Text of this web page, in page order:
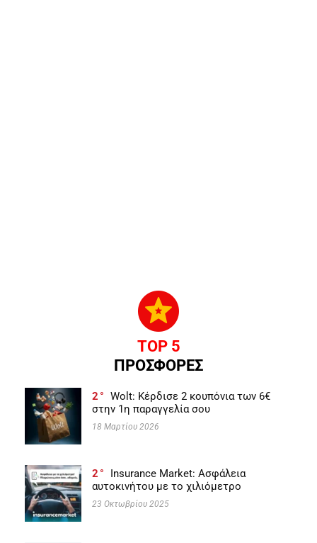
TOP 5
ΠΡΟΣΦΟΡΕΣ
2
Wolt: Κέρδισε 2 κουπόνια των 6€
στην 1η παραγγελία σου
18 Μαρτίου 2026
2
Insurance Market: Ασφάλεια
αυτοκινήτου με το χιλιόμετρο
23 Οκτωβρίου 2025